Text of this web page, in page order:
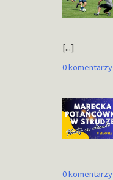
[...]
0 komentarzy
0 komentarzy